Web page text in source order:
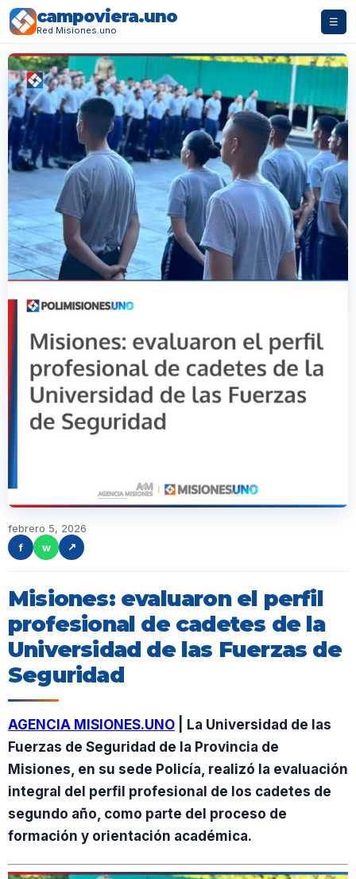
campoviera.uno
Red Misiones.uno
☰
febrero 5, 2026
f
w ↗
Misiones: evaluaron el perfil
profesional de cadetes de la
Universidad de las Fuerzas de
Seguridad
AGENCIA MISIONES.UNO | La Universidad de las
Fuerzas de Seguridad de la Provincia de
Misiones, en su sede Policía, realizó la evaluación
integral del perfil profesional de los cadetes de
segundo año, como parte del proceso de
formación y orientación académica.